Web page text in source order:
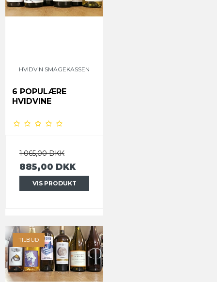
HVIDVIN SMAGEKASSEN
6 POPULÆRE
HVIDVINE
1.065,00 DKK
885,00 DKK
VIS PRODUKT
TILBUD